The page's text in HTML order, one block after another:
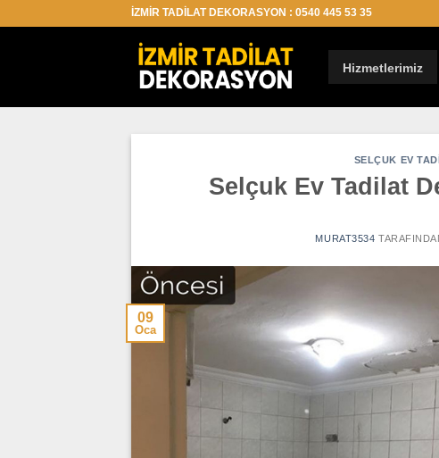
İZMİR TADİLAT DEKORASYON : 0540 445 53 35
Hizmetlerimiz
SELÇUK EV
Selçuk Ev Tadilat
MURAT3534
09
Oca